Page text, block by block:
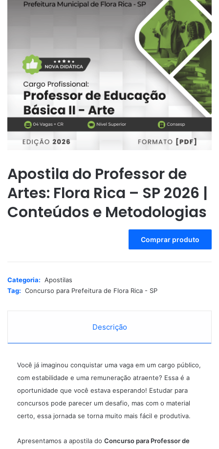
Apostila do Professor de
Artes: Flora Rica – SP 2026 |
Conteúdos e Metodologias
Comprar produto
Categoria: Apostilas
Tag: Concurso para Prefeitura de Flora Rica - SP
Descrição
Você já imaginou conquistar uma vaga em um cargo público,
com estabilidade e uma remuneração atraente? Essa é a
oportunidade que você estava esperando! Estudar para
concursos pode parecer um desafio, mas com o material
certo, essa jornada se torna muito mais fácil e produtiva.
Apresentamos a apostila do Concurso para Professor de